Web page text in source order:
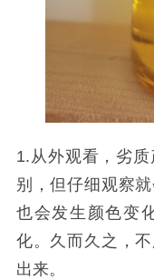
1. 从外观看，劣
别，但仔细观察
也会发生颜色变
化。久而久之，
出来。